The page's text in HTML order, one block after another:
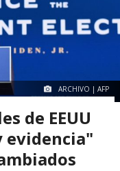
ARCHIVO | AFP
de EEUU
evidencia"